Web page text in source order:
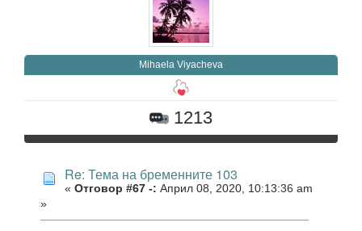
Mihaela Viyacheva
1213
Re: Тема на бременните 103
« Отговор #67 -: Април 08, 2020, 10:13:36 am
»